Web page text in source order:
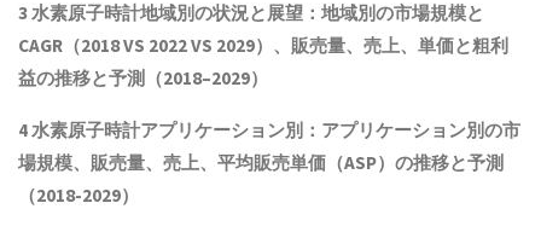
3 水素原子時計地域別の状況と展望：地域別の市場規模と
CAGR（2018 VS 2022 VS 2029）、販売量、売上、単価と粗利
益の推移と予測（2018–2029）
4 水素原子時計アプリケーション別：アプリケーション別の市
場規模、 販売量、売上、平均販売単価（ASP）の推移と予測
（2018-2029）